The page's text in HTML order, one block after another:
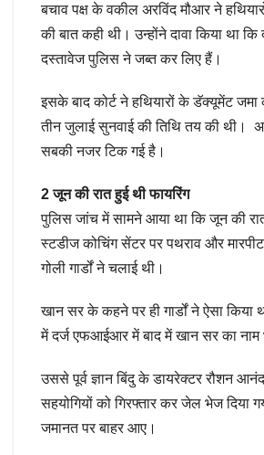
बचाव पक्ष के वकील अरविंद मौआर ने
की बात कही थी। उन्‍होंने दावा किया था
दस्‍तावेज पुलिस ने जब्‍त कर लिए हैं।
इसके बाद कोर्ट ने हथ‍ियारों के डॅक्‍यूमेंट
तीन जुलाई सुनवाई की तिथ‍ि तय की थी।
सबकी नजर टिक गई है।
2 जून की रात हुई थी फायरिंग
पुलिस जांच में सामने आया था क‍ि जून की
स्‍टडीज कोचिंग सेंटर पर पथराव और
गोली गार्डों ने चलाई थी।
खान सर के कहने पर ही गार्डों ने ऐसा किया
में दर्ज एफआईआर में बाद में खान सर का नाम
उससे पूर्व ज्ञान बिंदु के डायरेक्‍टर रौशन
सहयोग‍ियों को गिरफ्तार कर जेल भेज दिया
जमानत पर बाहर आए।